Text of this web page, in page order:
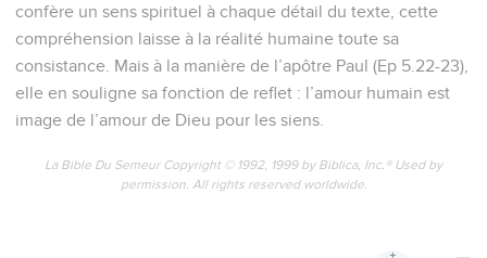
confère un sens spirituel à chaque détail du texte, cette
compréhension laisse à la réalité humaine toute sa
consistance. Mais à la manière de l’apôtre Paul (Ep 5.22-23),
elle en souligne sa fonction de reflet : l’amour humain est
image de l’amour de Dieu pour les siens.
La Bible Du Semeur Copyright © 1992, 1999 by Biblica, Inc.® Used by
permission. All rights reserved worldwide.